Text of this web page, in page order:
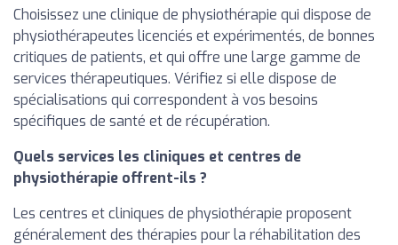
Choisissez une clinique de physiothérapie qui dispose de
physiothérapeutes licenciés et expérimentés, de bonnes
critiques de patients, et qui offre une large gamme de
services thérapeutiques. Vérifiez si elle dispose de
spécialisations qui correspondent à vos besoins
spécifiques de santé et de récupération.
Quels services les cliniques et centres de
physiothérapie offrent-ils ?
Les centres et cliniques de physiothérapie proposent
généralement des thérapies pour la réhabilitation des